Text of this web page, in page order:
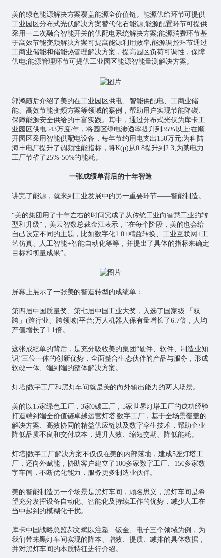
美的绿色能源解决方案覆盖能源全价值链。能源供给环节可提供
工业园区分布式光伏解决方案替代化石能源;能源配置环节可提供
采用一二次融合智能开关的供配电系统解决方案;能源消费环节基
于高效节能变频解决方案可提高能源利用效率;能源调控环节通过
工商业储能和储能热管理解决方案，提高园区负荷可调性，保障
供电;能源管理环节可提供工业园区能源智能量测解决方案。
郭鸿随后介绍了美的在工业园区供电、智能供配电、工商业储
能、高效节能变频方案等领域的案例，帮助用户实现节能降碳、
保障能源安全供给的丰富实践。其中，通过分布式光伏为库卡工
业园区供电543万度/年，将园区绿电渗透率提升到35%以上;在顺
开园区采用智能供配电设备，每年节约用电支出150万元;为科陆
海丰电厂提升了调频性能指标，将K(p)从0.8提升到2.3;为某电力
工厂节省了25%-50%的能耗。
一张成绩单背后的十年智造
讲完了能源，就来到工业发展中的另一重要环节——智能制造。
“美的集团用了十年左右的时间完成了从传统工业向智慧工业的转
型和升级”，美云智数总裁金江表示，“在每个阶段，美的也会给
自己设定不同的主题，比如数字化1.0+精益转换、 工业互联网+工
艺仿真、
人工智能+智能自动化等等，并提出了具体的指标来确定
目标和衡量成果”。
屏幕上展示了一张美的智造转型的成绩单：
第四届中国质量奖、第七届中国工业大奖，入选了国家级 「双
跨」(跨行业、跨领域)平台;万人机器人保有量增长了6.7倍，人均
产值增长了1.1倍。
这张成绩单的背后，是充分吸收美的集团“硬件、软件、制造业知
识”三位一体的创新优势，全面整合生态伙伴的产品与服务，形成
软硬一体、端到端的整体解决方案。
灯塔|数字工厂和黑灯车间就是美的向外输出能力的两大场景。
美的以15家绿色工厂，3家0碳工厂，5家世界灯塔工厂的成功经验
打造端到端全价值链卓越运营灯塔|数字工厂，基于全场景覆盖的
解决方案、高效协同的精益供应链以及数字孪生技术，帮助企业
降低品质不良和交付成本，提升人效、缩短交期、降低能耗。
灯塔|数字工厂解决方案不仅仅在美的内部落地，建成5座灯塔工
厂，还向外赋能，协助客户建立了100多家数字工厂、150多家数
字车间，不断优化能力，服务更多制造业伙伴。
美的智能制造另一个场景是黑灯车间，顾名思义，黑灯车间是希
望充分发挥设备自动化、智能化及持续工作的优势，减少人工在
当中起到的模糊化干扰。
库卡中国战略总监郝文斌以注塑、钣金、电子三个领域为例，为
我们带来黑灯车间实现的降本、增效、提质、减排的具体数据，
并对黑灯车间的本质特征进行介绍。